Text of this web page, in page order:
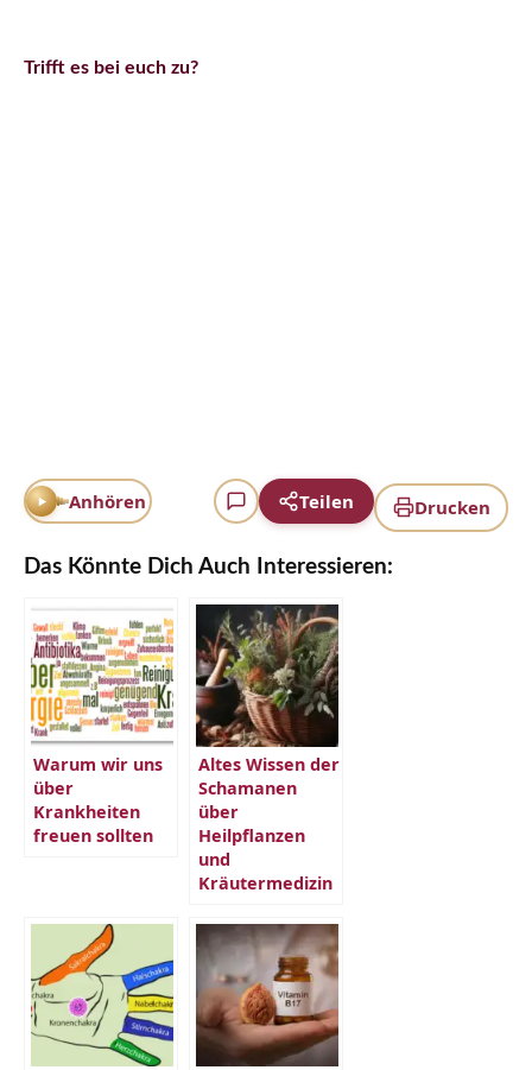
Trifft es bei euch zu?
Drucken
Anhören Teilen
Das Könnte Dich Auch Interessieren:
Warum wir uns
über
Krankheiten
freuen sollten
Altes Wissen der
Schamanen
über
Heilpflanzen
und
Kräutermedizin